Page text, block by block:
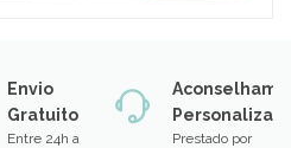
Envio
Gratuito
Entre 24h a
Prestado por